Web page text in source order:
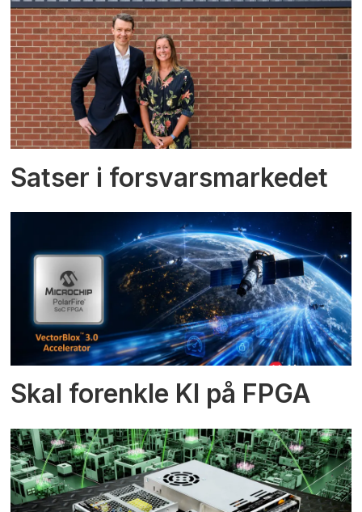
Satser i forsvarsmarkedet
Skal forenkle KI på FPGA